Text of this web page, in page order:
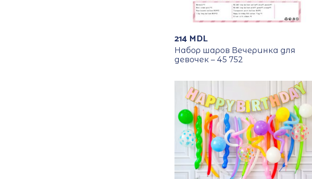
214 MDL
Набор шаров Вечеринка для
девочек – 45 752